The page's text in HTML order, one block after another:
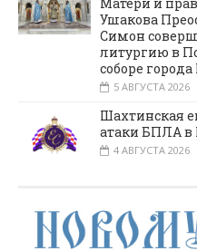
Ушакова
Симон
литургию в
соборе
5 АВГУСТА 2026
Шахтинская
атаки БПЛА в
4 АВГУСТА 2026